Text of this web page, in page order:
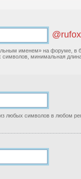
именем» на форуме, в
символов, минимальная
любых символов в любом